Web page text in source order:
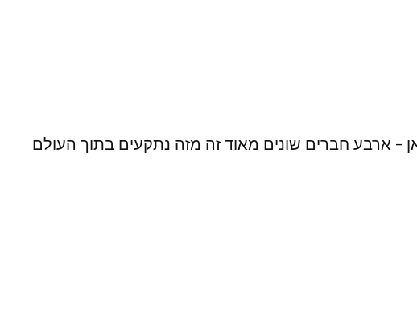
– ארבע חברים שונים מאוד זה מזה נתקעים בתוך העולם